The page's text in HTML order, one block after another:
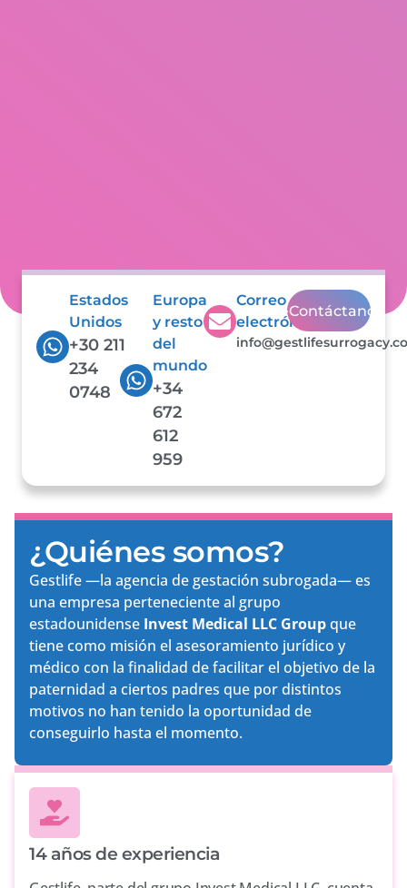
Estados
Unidos
+30 211
234
0748
Europa
y resto
del
mundo
+34
672
612
959
Correo
electrónico
Contáctanos
¿Quiénes somos?
Gestlife —la agencia de gestación subrogada— es
una empresa perteneciente al grupo
estadounidense Invest Medical LLC Groupque
tiene como misión el asesoramiento jurídico y
médico con la finalidad de facilitar el objetivo de la
paternidad a ciertos padres que por distintos
motivos no han tenido la oportunidad de
conseguirlo hasta el momento.
14 años de experiencia